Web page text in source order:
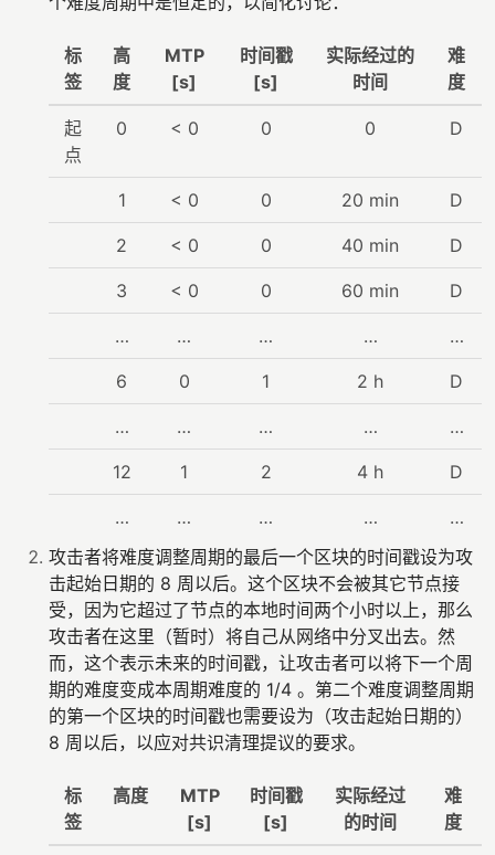
标
签
高
度
MTP
[s]
时间戳
[s]
实际经过的
时间
难
度
起
点
0 < 0 0 0 D
1 < 0 0 20 min D
2 < 0 0 40 min D
3 < 0 0 60 min D
… … … … …
6 0 1 2 h D
… … … … …
12 1 2 4 h D
… … … …
…
攻击者将难度调整周期的最后一个区块的时间戳设为攻
击起始日期的 8 周以后。这个区块不会被其它节点接
受，因为它超过了节点的本地时间两个小时以上，那么
攻击者在这里（暂时）将自己从网络中分叉出去。然
而，这个表示未来的时间戳，让攻击者可以将下一个周
期的难度变成本周期难度的 1/4 。第二个难度调整周期
的第一个区块的时间戳也需要设为（攻击起始日期的）
8 周以后，以应对共识清理提议的要求。
标
签
高度
MTP
[s]
时间戳
[s]
实际经过
的时间
难
度